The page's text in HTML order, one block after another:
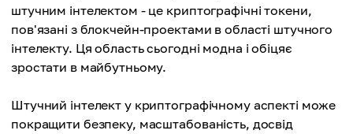
штучним інтелектом - це криптографічні токени,
пов'язані з блокчейн-проектами в області штучного
інтелекту. Ця область сьогодні модна і обіцяє
зростати в майбутньому.
Штучний інтелект у криптографічному аспекті може
покращити безпеку, масштабованість, досвід